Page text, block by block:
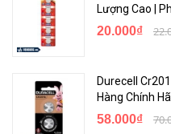
Lượng Cao |
20.000₫
Durecell
Hàng Chính
58.000₫